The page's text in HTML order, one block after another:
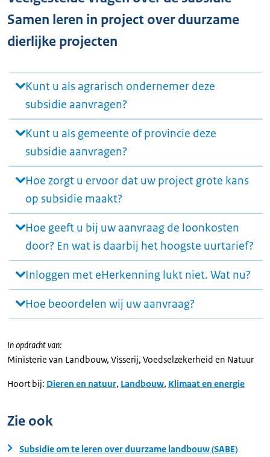
Samen leren in project over duurzame
dierlijke projecten
Kunt u als agrarisch ondernemer deze
subsidie aanvragen?
Kunt u als gemeente of provincie deze
subsidie aanvragen?
Hoe zorgt u ervoor dat uw project grote kans
op subsidie maakt?
Hoe geeft u bij uw aanvraag de loonkosten
door? En wat is daarbij het hoogste uurtarief?
Inloggen met eHerkenning lukt niet. Wat nu?
Hoe beoordelen wij uw aanvraag?
In opdracht van:
Ministerie van Landbouw, Visserij, Voedselzekerheid en Natuur
Hoort bij: Dieren en natuur, Landbouw, Klimaat en energie
Zie ook
Subsidie om te leren over duurzame landbouw (SABE)